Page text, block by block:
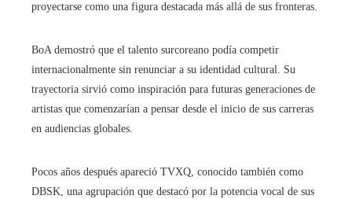
proyectarse como una figura destacada más allá de sus fronteras.
BoA demostró que el talento surcoreano podía competir
internacionalmente sin renunciar a su identidad cultural. Su
trayectoria sirvió como inspiración para futuras generaciones de
artistas que comenzarían a pensar desde el inicio de sus carreras
en audiencias globales.
Pocos años después apareció TVXQ, conocido también como
DBSK, una agrupación que destacó por la potencia vocal de sus